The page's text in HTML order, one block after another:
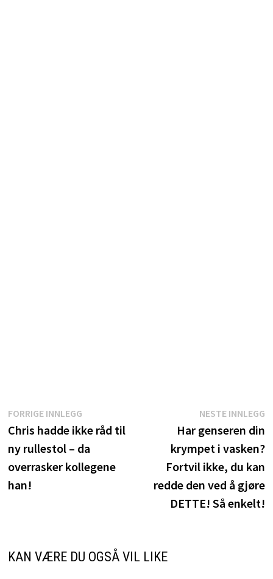
Innleggsnavigasjon
FORRIGE INNLEGGForrige
innlegg:
Chris hadde ikke råd til
ny rullestol – da
overrasker kollegene
han!
NESTE INNLEGG
Har genseren din
krympet i vasken?
Fortvil ikke, du kan
redde den ved å gjøre
DETTE! Så enkelt!
KAN VÆRE DU OGSÅ VIL LIKE